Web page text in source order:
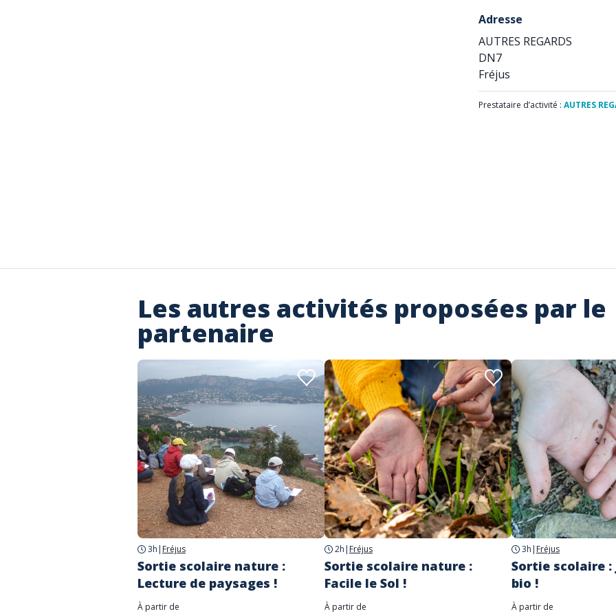
Adresse
AUTRES REGARDS
DN7
Fréjus
Prestataire d’activité : AUTRES
Les autres activités proposées par le
partenaire
3h | Fréjus
Sortie scolaire nature :
Lecture de paysages !
À partir de
2h | Fréjus
Sortie scolaire nature :
Facile le Sol !
À partir de
3h | Fréjus
Sortie scolaire
bio !
À partir de